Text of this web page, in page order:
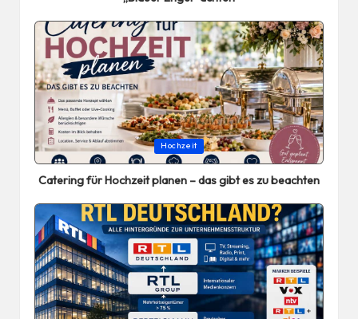
Posted
in
Hochzeit
Catering für Hochzeit planen – das gibt es zu beachten